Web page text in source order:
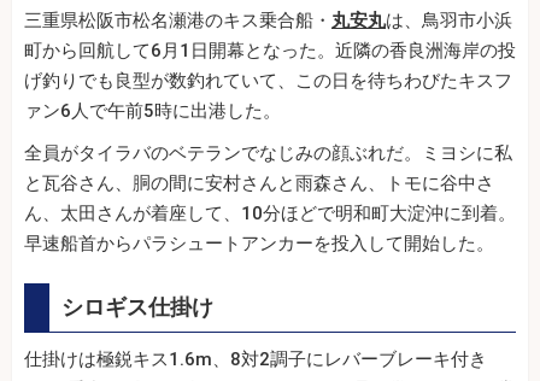
三重県松阪市松名瀬港のキス乗合船・ 丸安丸は、鳥羽市小浜
町から回航して6月1日開幕となった。近隣の香良洲海岸の投
げ釣りでも良型が数釣れていて、この日を待ちわびたキスフ
ァン6人で午前5時に出港した。
全員がタイラバのベテランでなじみの顔ぶれだ。ミヨシに私
と瓦谷さん、胴の間に安村さんと雨森さん、トモに谷中さ
ん、太田さんが着座して、10分ほどで明和町大淀沖に到着。
早速船首からパラシュートアンカーを投入して開始した。
シロギス仕掛け
仕掛けは極鋭キス1.6m、8対2調子にレバーブレーキ付き